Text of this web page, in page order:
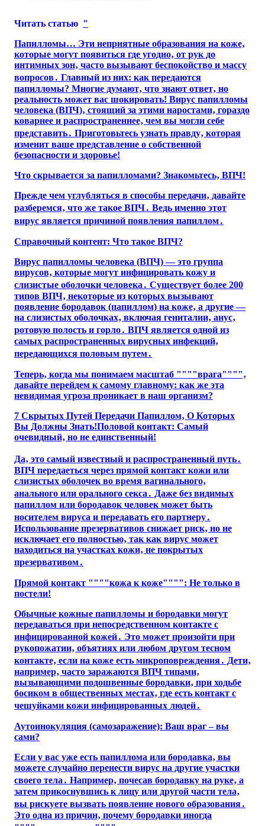
Читать статью "
Папилломы… Эти неприятные образования на коже‚
которые могут появиться где угодно‚ от рук до
интимных зон‚ часто вызывают беспокойство и массу
вопросов․ Главный из них: как передаются
папилломы? Многие думают‚ что знают ответ‚ но
реальность может вас шокировать! Вирус папилломы
человека (ВПЧ)‚ стоящий за этими наростами‚ гораздо
коварнее и распространеннее‚ чем вы могли себе
представить․ Приготовьтесь узнать правду‚ которая
изменит ваше представление о собственной
безопасности и здоровье!
Что скрывается за папилломами? Знакомьтесь‚ ВПЧ!
Прежде чем углубляться в способы передачи‚ давайте
разберемся‚ что же такое ВПЧ․ Ведь именно этот
вирус является причиной появления папиллом․
Справочный контент: Что такое ВПЧ?
Вирус папилломы человека (ВПЧ) — это группа
вирусов‚ которые могут инфицировать кожу и
слизистые оболочки человека․ Существует более 200
типов ВПЧ‚ некоторые из которых вызывают
появление бородавок (папиллом) на коже‚ а другие —
на слизистых оболочках‚ включая гениталии‚ анус‚
ротовую полость и горло․ ВПЧ является одной из
самых распространенных вирусных инфекций‚
передающихся половым путем․
Теперь‚ когда мы понимаем масштаб """"врага""""‚
давайте перейдем к самому главному: как же эта
невидимая угроза проникает в наш организм?
7 Скрытых Путей Передачи Папиллом‚ О Которых
Вы Должны Знать!Половой контакт: Самый
очевидный‚ но не единственный!
Да‚ это самый известный и распространенный путь․
ВПЧ передаеться через прямой контакт кожи или
слизистых оболочек во время вагинального‚
анального или орального секса․ Даже без видимых
папиллом или бородавок человек может быть
носителем вируса и передавать его партнеру․
Использование презервативов снижает риск‚ но не
исключает его полностью‚ так как вирус может
находиться на участках кожи‚ не покрытых
презервативом․
Прямой контакт """"кожа к коже"""": Не только в
постели!
Обычные кожные папилломы и бородавки могут
передаваться при непосредственном контакте с
инфицированной кожей․ Это может произойти при
рукопожатии‚ объятиях или любом другом тесном
контакте‚ если на коже есть микроповреждения․ Дети‚
например‚ часто заражаются ВПЧ типами‚
вызывающими подошвенные бородавки‚ при ходьбе
босиком в общественных местах‚ где есть контакт с
чешуйками кожи инфицированных людей․
Аутоинокуляция (самозаражение): Ваш враг – вы
сами?
Если у вас уже есть папиллома или бородавка‚ вы
можете случайно перенести вирус на другие участки
своего тела․ Например‚ почесав бородавку на руке‚ а
затем прикоснувшись к лицу или другой части тела‚
вы рискуете вызвать появление нового образования․
Это одна из причин‚ почему бородавки иногда